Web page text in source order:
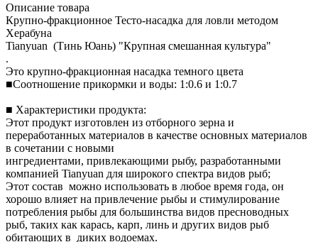
Описание товара
Крупно-фракционное Тесто-насадка для ловли методом
Херабуна
Tianyuan (Тинь Юань) "Крупная смешанная культура"
.
Это крупно-фракционная насадка темного цвета
■Соотношение прикормки и воды: 1:0.6 и 1:0.7
■ Характеристики продукта:
Этот продукт изготовлен из отборного зерна и
переработанных материалов в качестве основных материалов
в сочетании с новыми
ингредиентами, привлекающими рыбу, разработанными
компанией Tianyuan для широкого спектра видов рыб;
Этот состав можно использовать в любое время года, он
хорошо влияет на привлечение рыбы и стимулирование
потребления рыбы для большинства видов пресноводных
рыб, таких как карась, карп, линь и других видов рыб
обитающих в диких водоемах.